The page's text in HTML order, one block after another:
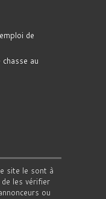
de
au
site le sont à
les vérifier
ou